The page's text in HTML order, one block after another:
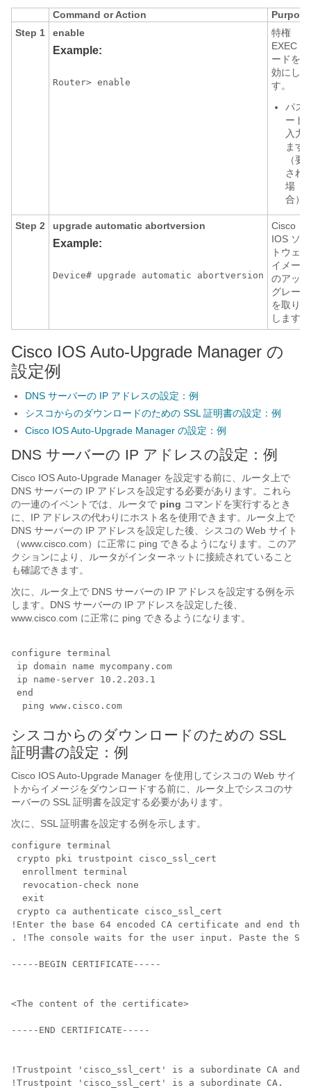
Command or Action
Purpose
Step 1
enable
Example:
Router> enable
特権
EXEC モ
ードを有
効にしま
す。
パス
ード
入力
ます
（要
され
場
合）
Step 2 upgrade automatic abortversion
Example:
Device# upgrade automatic abortversion
Cisco
IOS ソフ
トウェア
イメージ
のアップ
グレード
を取り消
します。
Cisco IOS Auto-Upgrade Manager の
設定例
DNS サーバーの IP アドレスの設定：例
シスコからのダウンロードのための SSL 証明書の設定：例
Cisco IOS Auto-Upgrade Manager の設定：例
DNS サーバーの IP アドレスの設定：例
Cisco IOS Auto-Upgrade Manager を設定する前に、ルータ上で
DNS サーバーの IP アドレスを設定する必要があります。これら
の一連のイベントでは、ルータで ping コマンドを実行するとき
に、IP アドレスの代わりにホスト名を使用できます。ルータ上で
DNS サーバーの IP アドレスを設定した後、シスコの Web サイト
（www.cisco.com）に正常に ping できるようになります。このア
クションにより、ルータがインターネットに接続されていること
も確認できます。
次に、ルータ上で DNS サーバーの IP アドレスを設定する例を示
します。DNS サーバーの IP アドレスを設定した後、
www.cisco.com に正常に ping できるようになります。
configure terminal
ip domain name mycompany.com
ip name-server 10.2.203.1
end
  ping www.cisco.com
シスコからのダウンロードのための SSL
証明書の設定：例
Cisco IOS Auto-Upgrade Manager を使用してシスコの Web サイ
トからイメージをダウンロードする前に、ルータ上でシスコのサ
ーバーの SSL 証明書を設定する必要があります。
次に、SSL 証明書を設定する例を示します。
configure terminal
crypto pki trustpoint cisco_ssl_cert
  enrollment terminal
  revocation-check none
  exit
crypto ca authenticate cisco_ssl_cert
!Enter the base 64 encoded CA certificate and end
. !The console waits for the user input. Paste the
-----BEGIN CERTIFICATE-----
<The content of the certificate>
-----END CERTIFICATE-----
!Trustpoint 'cisco_ssl_cert' is a subordinate CA and
!Trustpoint 'cisco_ssl_cert' is a subordinate CA.